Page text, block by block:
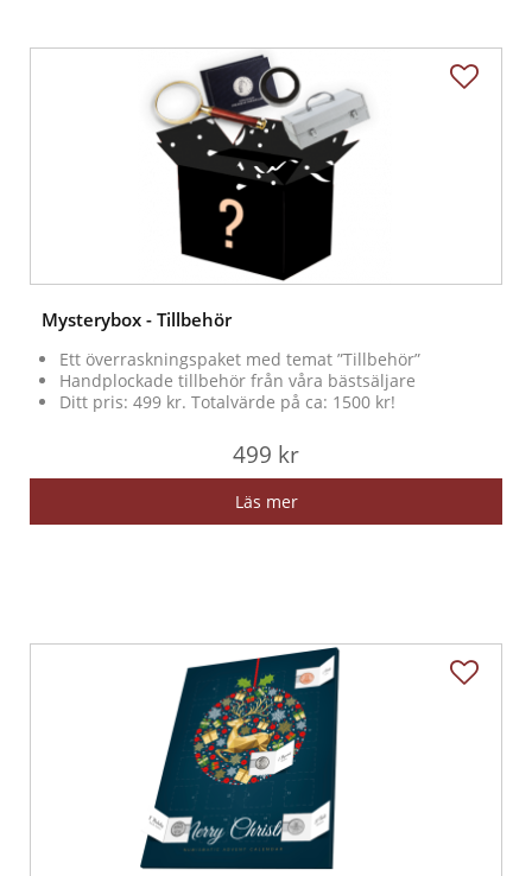
Mysterybox - Tillbehör
Ett överraskningspaket med temat ”Tillbehör”
Handplockade tillbehör från våra bästsäljare
Ditt pris: 499 kr. Totalvärde på ca: 1500 kr!
499 kr
Läs mer